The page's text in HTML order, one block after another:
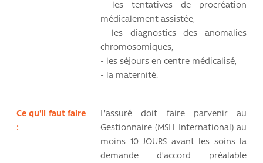
- les tentatives de procréation
médicalement assistée,
- les diagnostics des anomalies
chromosomiques,
- les séjours en centre médicalisé,
- la maternité.
Ce qu'il faut faire
:
L'assuré doit faire parvenir au
Gestionnaire (MSH International) au
moins 10 JOURS avant les soins la
demande d’accord préalable